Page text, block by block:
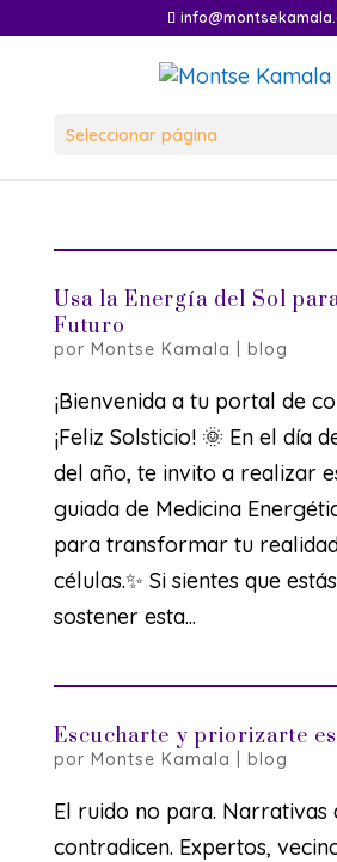
Seleccionar página
Usa la Energía del Sol
Futuro
por Montse Kamala blog
¡Bienvenida a tu portal de
¡Feliz Solsticio! 🌞 En el día
del año, te invito a realizar
guiada de Medicina
para transformar tu
células.✨ Si sientes que
sostener esta...
Escucharte y priorizarte
por Montse Kamala blog
El ruido no para. Narrativas
contradicen. Expertos,